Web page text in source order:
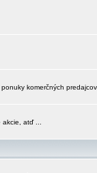
komerčných predajcov
atď ...